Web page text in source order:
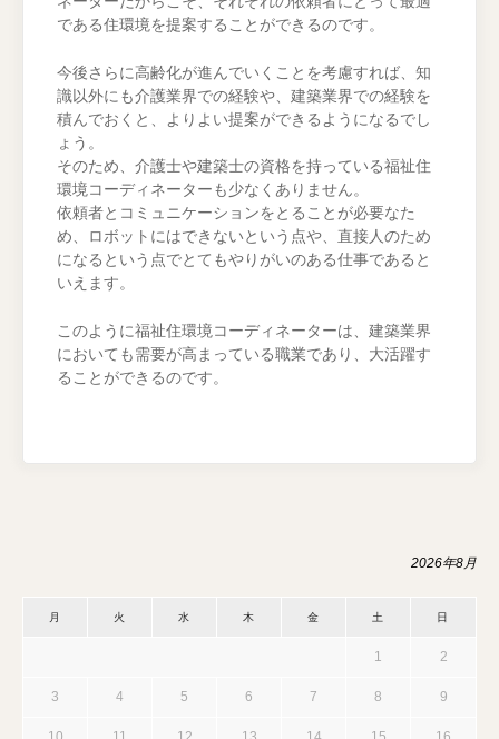
である住環境を提案することができるのです。
今後さらに高齢化が進んでいくことを考慮すれば、知
識以外にも介護業界での経験や、建築業界での経験を
積んでおくと、よりよい提案ができるようになるでし
ょう。
そのため、介護士や建築士の資格を持っている福祉住
環境コーディネーターも少なくありません。
依頼者とコミュニケーションをとることが必要なた
め、ロボットにはできないという点や、直接人のため
になるという点でとてもやりがいのある仕事であると
いえます。
このように福祉住環境コーディネーターは、建築業界
においても需要が高まっている職業であり、大活躍す
ることができるのです。
2026年8月
月 火 水 木 金 土 日
1 2
3 4 5 6 7 8 9